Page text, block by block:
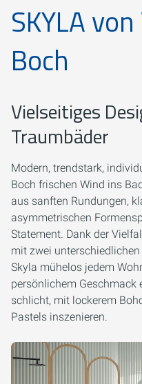
SKYLA
Boch
Vielseitiges
Traumbäder
Modern, trendstark,
Boch frischen Wind ins
aus sanften Rundungen,
asymmetrischen
Statement. Dank der
mit zwei
Skyla mühelos jedem
persönlichem Geschmack
schlicht, mit lockerem
Pastels inszenieren.